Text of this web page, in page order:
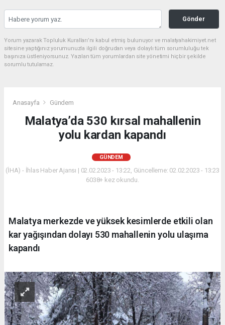
Gönder
Yorum yazarak Topluluk Kuralları’nı kabul etmiş bulunuyor ve malatyahakimiyet.net
sitesine yaptığınız yorumunuzla ilgili doğrudan veya dolaylı tüm sorumluluğu tek
başınıza üstleniyorsunuz. Yazılan tüm yorumlardan site yönetimi hiçbir şekilde
sorumlu tutulamaz.
Anasayfa Gündem
Malatya’da 530 kırsal mahallenin
yolu kardan kapandı
GÜNDEM
(İHA) - İhlas Haber Ajansı | 02.02.2023 - 13:22, Güncelleme: 02.02.2023 - 13:23
6038+ kez okundu.
Malatya merkezde ve yüksek kesimlerde etkili olan
kar yağışından dolayı 530 mahallenin yolu ulaşıma
kapandı